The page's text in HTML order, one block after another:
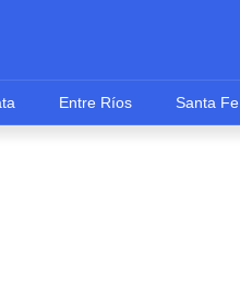
Entre Ríos Santa Fe